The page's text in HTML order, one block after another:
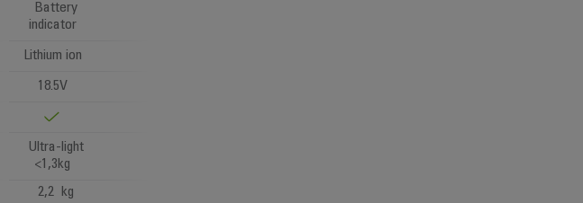
Battery
indicator
Lithium ion
18.5V
Ultra-light
<1,3kg
2,2 kg